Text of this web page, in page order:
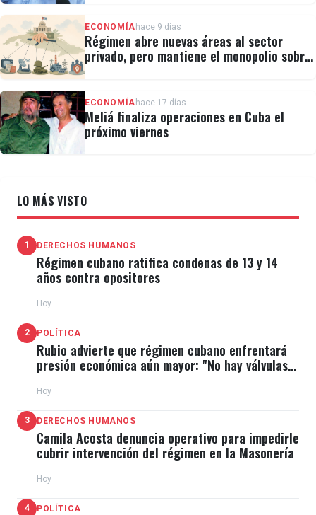
ECONOMÍA hace 9 días
Régimen abre nuevas áreas al sector
privado, pero mantiene el monopolio sobre
ECONOMÍA hace 17 días
Meliá finaliza operaciones en Cuba el
próximo viernes
LO MÁS VISTO
1 DERECHOS HUMANOS
Régimen cubano ratifica condenas de 13 y 14
años contra opositores
Hoy
2 POLÍTICA
Rubio advierte que régimen cubano enfrentará
presión económica aún mayor: "No hay válvulas
Hoy
3 DERECHOS HUMANOS
Camila Acosta denuncia operativo para impedirle
cubrir intervención del régimen en la Masonería
Hoy
4 POLÍTICA